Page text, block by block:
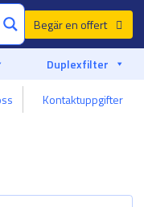
Begär en offert
Duplexfilter
senior kvalitetKontaktuppgifter